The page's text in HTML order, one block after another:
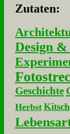
Zu­ta­ten:
Design
Geschichte
Herbst Kitsch